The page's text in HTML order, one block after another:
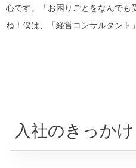
心です。「お困りごとをなんでも
ね！僕は、「経営コンサルタント
入社のきっかけ